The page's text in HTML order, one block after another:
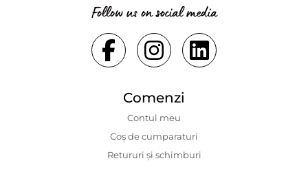
Follow us on social media
Comenzi
Contul meu
Coș de cumparaturi
Retururi și schimburi